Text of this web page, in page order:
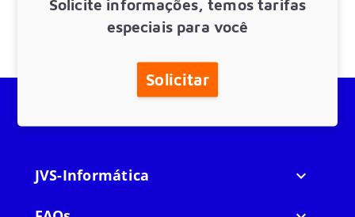
Solicite informações, temos tarifas
especiais para você
Solicitar
JVS-Informática 